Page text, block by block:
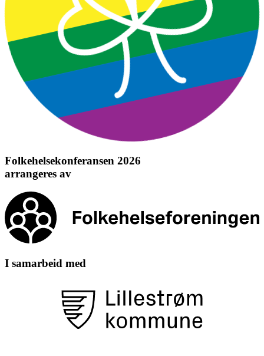
Folkehelsekonferansen 2026
arrangeres av
I samarbeid med